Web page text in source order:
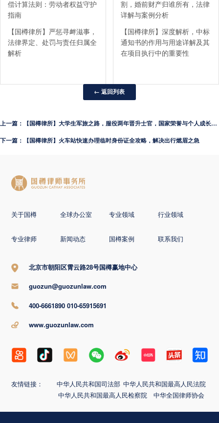
偿计算法则：劳动者权益守护
指南
【国樽律所】严惩寻衅滋事，
法律界定、处罚与责任归属全
解析
割，婚前财产归谁所有，法律
详解与案例分析
【国樽律所】深度解析，中标
通知书的作用与用途详解及其
在项目执行中的重要性
← 返回列表
上一篇：【国樽律所】大学生军旅之路，服役两年晋升士官，国家荣誉与个人成长并重
下一篇：【国樽律所】火车站快速办理临时身份证全攻略，解决出行燃眉之急
关于国樽 全球办公室 专业领域 行业领域
专业律师 新闻动态 国樽案例 联系我们
北京市朝阳区霄云路28号国樽赢地中心
guozun@guozunlaw.com
400-6661890 010-65915691
www.guozunlaw.com
友情链接： 中华人民共和国司法部 中华人民共和国最高人民法院
中华人民共和国最高人民检察院
中华全国律师协会